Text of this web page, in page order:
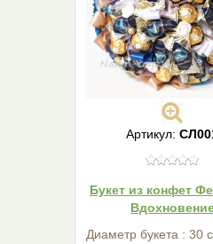
Артикул:
Букет из конфет
Диаметр букета : 30